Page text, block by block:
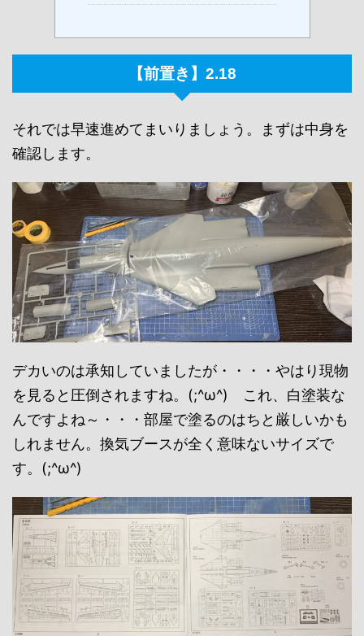
【前置き】2.18
それでは早速進めてまいりましょう。まずは中身を
確認します。
デカいのは承知していましたが・・・・やはり現物
を見ると圧倒されますね。(;^ω^) これ、白塗装な
んですよね～・・・部屋で塗るのはちと厳しいかも
しれません。換気ブースが全く意味ないサイズで
す。(;^ω^)